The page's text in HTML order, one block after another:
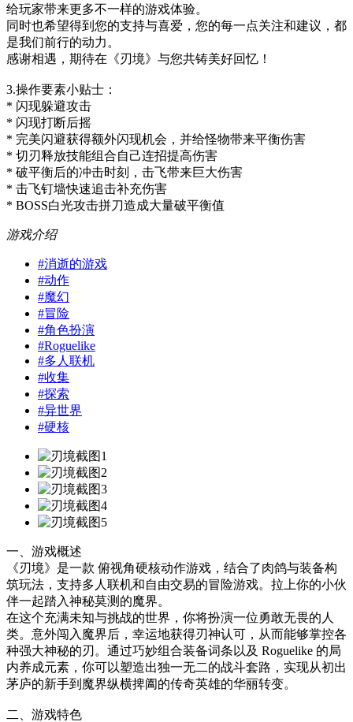
给玩家带来更多不一样的游戏体验。
同时也希望得到您的支持与喜爱，您的每一点关注和建议，都
是我们前行的动力。
感谢相遇，期待在《刃境》与您共铸美好回忆！
3.操作要素小贴士：
* 闪现躲避攻击
* 闪现打断后摇
* 完美闪避获得额外闪现机会，并给怪物带来平衡伤害
* 切刃释放技能组合自己连招提高伤害
* 破平衡后的冲击时刻，击飞带来巨大伤害
* 击飞钉墙快速追击补充伤害
* BOSS白光攻击拼刀造成大量破平衡值
游戏介绍
#消逝的游戏
#动作
#魔幻
#冒险
#角色扮演
#Roguelike
#多人联机
#收集
#探索
#异世界
#硬核
一、游戏概述
《刃境》是一款 俯视角硬核动作游戏，结合了肉鸽与装备构
筑玩法，支持多人联机和自由交易的冒险游戏。拉上你的小伙
伴一起踏入神秘莫测的魔界。
在这个充满未知与挑战的世界，你将扮演一位勇敢无畏的人
类。意外闯入魔界后，幸运地获得刃神认可，从而能够掌控各
种强大神秘的刃。通过巧妙组合装备词条以及 Roguelike 的局
内养成元素，你可以塑造出独一无二的战斗套路，实现从初出
茅庐的新手到魔界纵横捭阖的传奇英雄的华丽转变。
二、游戏特色